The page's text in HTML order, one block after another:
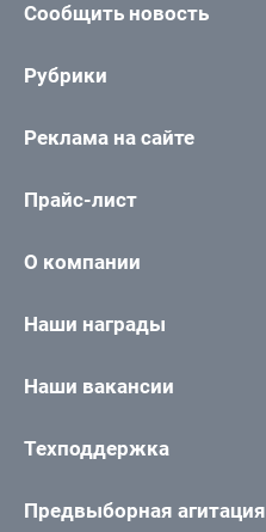
Сообщить новость
Рубрики
Реклама на сайте
Прайс-лист
О компании
Наши награды
Наши вакансии
Техподдержка
Предвыборная агитация